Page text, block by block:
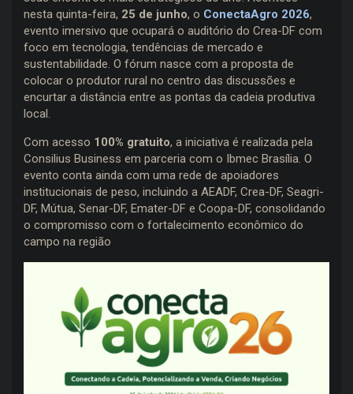
nesta quinta-feira, 25 de junho, o ConectaAgro 2026,
evento imersivo que ocupará o auditório do Crea-DF com
foco em tecnologia, tendências de mercado e
sustentabilidade. O fórum nasce com a proposta de
colocar o produtor rural no centro das discussões e
encurtar a distância entre as pontas da cadeia produtiva
local.
Com acesso 100% gratuito, a iniciativa é realizada pela
Consilius Business em parceria com o Ibmec Brasília. O
evento conta ainda com uma rede de apoiadores
institucionais de peso, incluindo a AEADF, Crea-DF, Seagri-
DF, Mútua, Senar-DF, Emater-DF e Coopa-DF, consolidando
o compromisso com o fortalecimento econômico do
campo na região